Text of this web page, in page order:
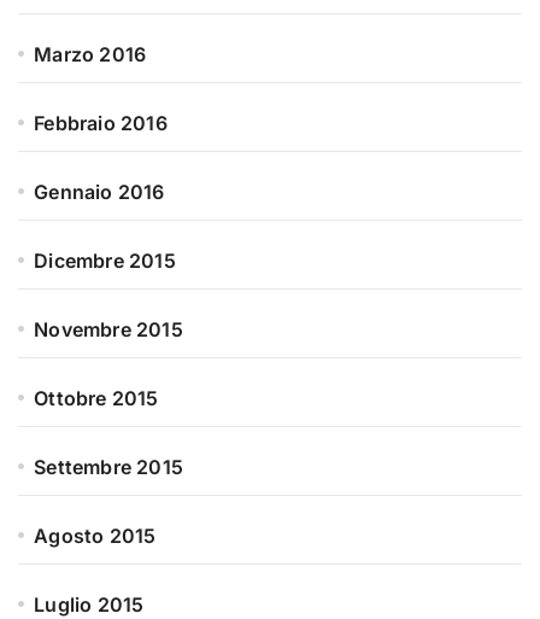
Marzo 2016
Febbraio 2016
Gennaio 2016
Dicembre 2015
Novembre 2015
Ottobre 2015
Settembre 2015
Agosto 2015
Luglio 2015